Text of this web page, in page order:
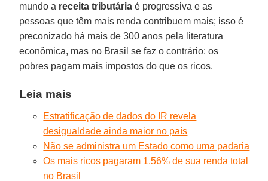
mundo a receita tributária é progressiva e as
pessoas que têm mais renda contribuem mais; isso é
preconizado há mais de 300 anos pela literatura
econômica, mas no Brasil se faz o contrário: os
pobres pagam mais impostos do que os ricos.
Leia mais
Estratificação de dados do IR revela
desigualdade ainda maior no país
Não se administra um Estado como uma padaria
Os mais ricos pagaram 1,56% de sua renda total
no Brasil